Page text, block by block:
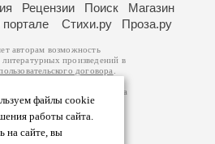
файлы cookie
работы сайта.
на сайте, вы
Рецензии Поиск
Магазин
Стихи.ру Проза.ру
авторам возможность
произведений в
договора
принадлежат авторам
произведений возможна
к которому вы можете
Ответственность за
самостоятельно на
изаконодательства